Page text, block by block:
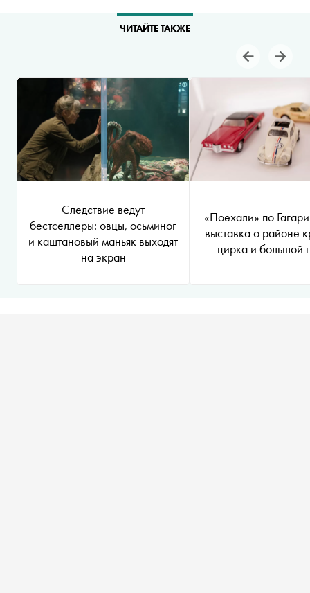
ЧИТАЙТЕ ТАКЖЕ
Следствие ведут
бестселлеры: овцы, осьминог
и каштановый маньяк выходят
на экран
«Поехали» по
выставка о районе
цирка и большой